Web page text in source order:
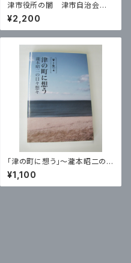
津市役所の闇 津市自治会問
題 元相生町自治会長 田邊
哲司の証言
¥2,200
「津の町に想う」〜瀧本昭二の
日々想々
¥1,100